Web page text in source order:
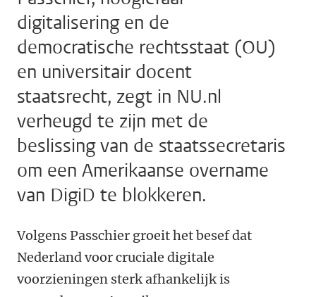
digitalisering en de
democratische rechtsstaat (OU)
en universitair docent
staatsrecht, zegt in NU.nl
verheugd te zijn met de
beslissing van de staatssecretaris
om een Amerikaanse overname
van DigiD te blokkeren.
Volgens Passchier groeit het besef dat
Nederland voor cruciale digitale
voorzieningen sterk afhankelijk is